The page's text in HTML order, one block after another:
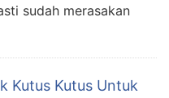
sudah merasakan
Kutus Kutus Untuk